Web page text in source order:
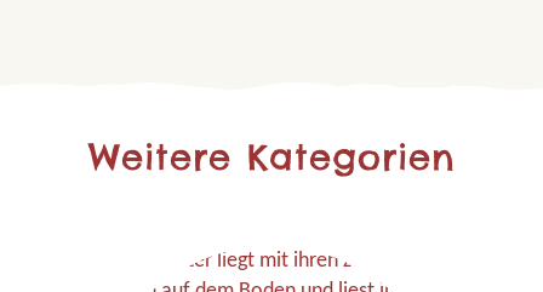
Weitere Kategorien